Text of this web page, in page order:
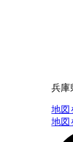
兵庫
地図
地図